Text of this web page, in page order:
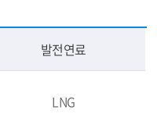
발전연료
LNG